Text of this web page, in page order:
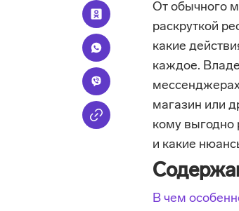
От обычного
раскруткой
какие
каждое.
магазин или
кому выгодно
и какие
В чем